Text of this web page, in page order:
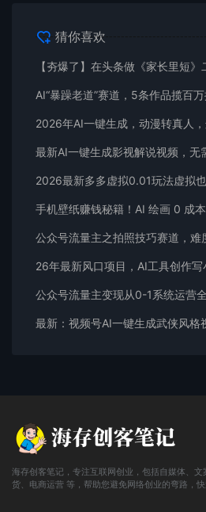
猜你喜欢
海存创客笔记，专注互联网创业，包括自媒体、
货、电商运营 等，帮助您避免网络创业的弯路，快